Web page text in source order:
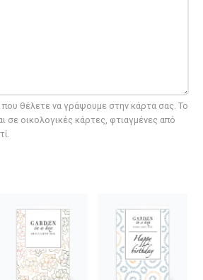
θέλετε να γράψουμε στην κάρτα σας. Το
σε οικολογικές κάρτες, φτιαγμένες από